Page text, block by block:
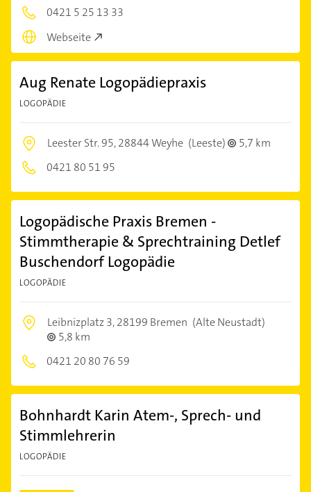
0421 5 25 13 33
Webseite
Aug Renate Logopädiepraxis
LOGOPÄDIE
Leester Str. 95,28844 Weyhe (Leeste)
5,7 km
0421 80 51 95
Logopädische Praxis Bremen -
Stimmtherapie & Sprechtraining Detlef
Buschendorf Logopädie
LOGOPÄDIE
Leibnizplatz 3,28199 Bremen (Alte Neustadt)
5,8 km
0421 20 80 76 59
Bohnhardt Karin Atem-, Sprech- und
Stimmlehrerin
LOGOPÄDIE